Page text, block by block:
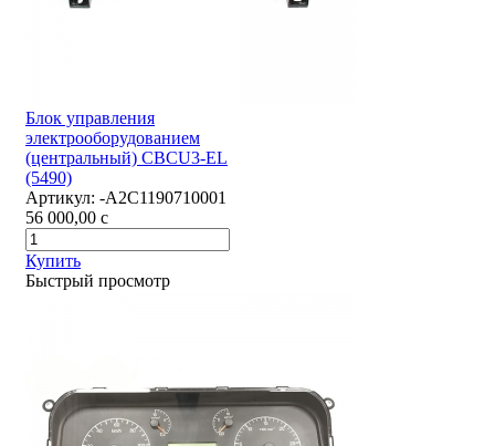
Блок управления
электрооборудованием
(центральный) CBCU3-EL
(5490)
Артикул: -А2С1190710001
56 000,00 c
Купить
Быстрый просмотр